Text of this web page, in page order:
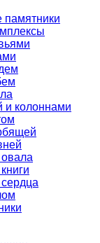
и колоннами